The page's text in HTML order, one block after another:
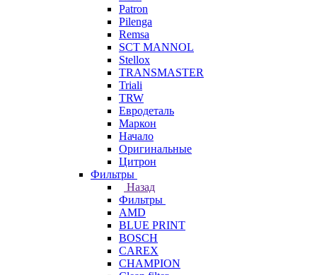
Patron
Pilenga
Remsa
SCT MANNOL
Stellox
TRANSMASTER
Triali
TRW
Евродеталь
Маркон
Начало
Оригинальные
Цитрон
Фильтры
Назад
Фильтры
AMD
BLUE PRINT
BOSCH
CAREX
CHAMPION